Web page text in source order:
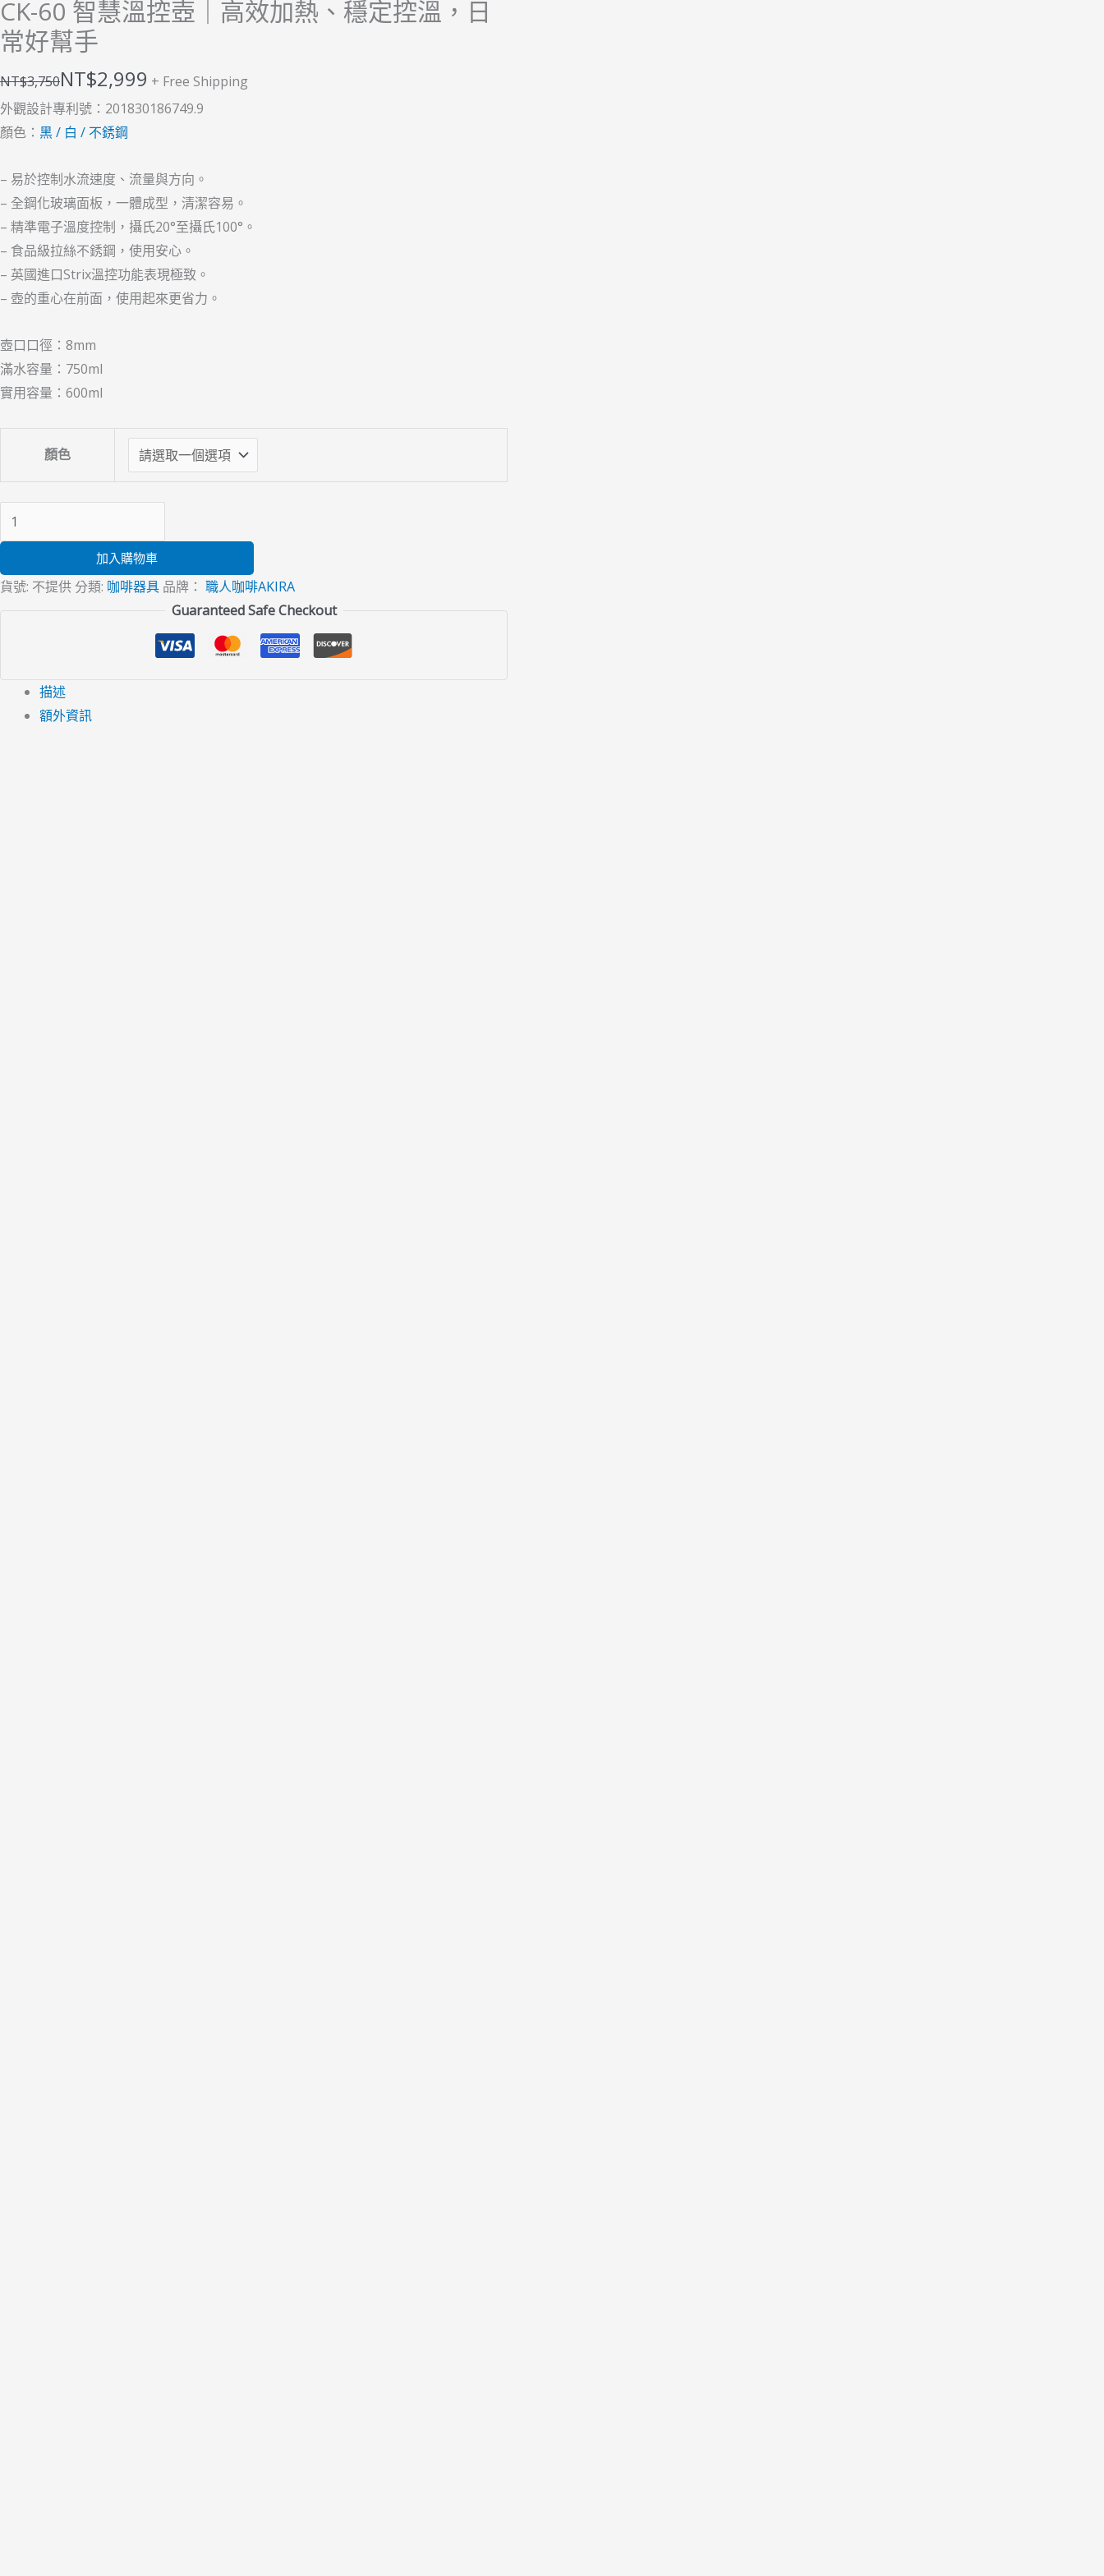
CK-60 智慧溫控壺｜高效加熱、穩定控溫，日
常好幫手
NT$3,750NT$2,999 + Free Shipping
外觀設計專利號：201830186749.9
顏色： 黑 / 白 / 不銹鋼
– 易於控制水流速度、流量與方向。
– 全鋼化玻璃面板，一體成型，清潔容易。
– 精準電子溫度控制，攝氏20°至攝氏100°。
– 食品級拉絲不銹鋼，使用安心。
– 英國進口Strix溫控功能表現極致。
– 壺的重心在前面，使用起來更省力。
壺口口徑：8mm
滿水容量：750ml
實用容量：600ml
顏色
日
常
手
數
加入購物車
貨號: 不提供 分類: 咖啡器具 品牌： 職人咖啡AKIRA
Guaranteed Safe Checkout
描述
額外資訊